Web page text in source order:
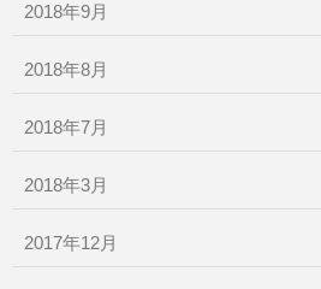
2018年9月
2018年8月
2018年7月
2018年3月
2017年12月